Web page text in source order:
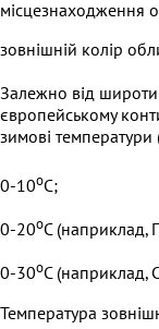
місцезнаходження
зовнішній колір
Залежно від широти
європейському
зимові температури
0-10oC;
0-20oC (наприклад,
0-30oC (наприклад,
Температура